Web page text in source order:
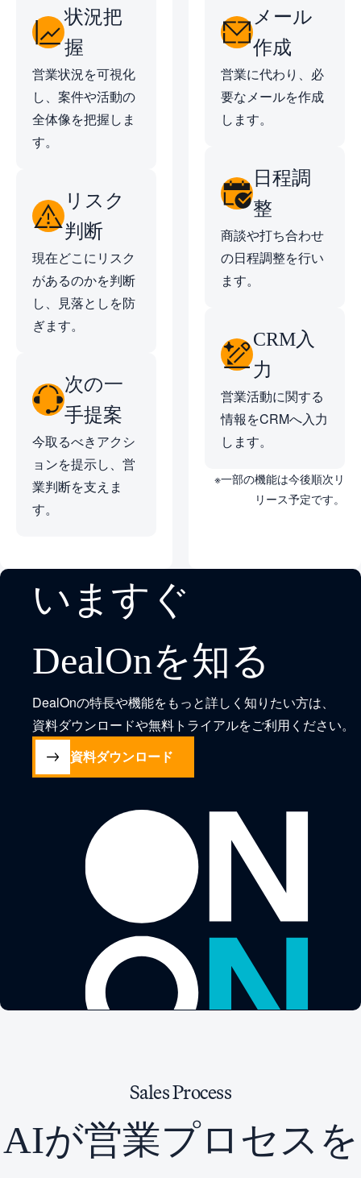
状況把
握
営業状況を可視化
し、案件や活動の
全体像を把握しま
す。
リスク
判断
現在どこにリスク
があるのかを判断
し、見落としを防
ぎます。
次の一
手提案
今取るべきアクシ
ョンを提示し、営
業判断を支えま
す。
メール
作成
営業に代わり、必
要なメールを作成
します。
日程調
整
商談や打ち合わせ
の日程調整を行い
ます。
CRM入
力
営業活動に関する
情報をCRMへ入力
します。
※一部の機能は今後順次リ
リース予定です。
いますぐ
DealOnを知る
DealOnの特長や機能をもっと詳しく知りたい方は、
資料ダウンロードや無料トライアルをご利用ください。
資料ダウンロード
SalesProcess
AIが営業プロセスを